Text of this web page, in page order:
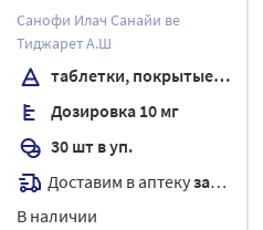
пленочной оболочкой
Санофи Илач Санайи ве
Тиджарет А.Ш
таблетки, покрытые пленочной оболочкой
Дозировка 10 мг
30 шт в уп.
Доставим в аптекузавтра
В наличии